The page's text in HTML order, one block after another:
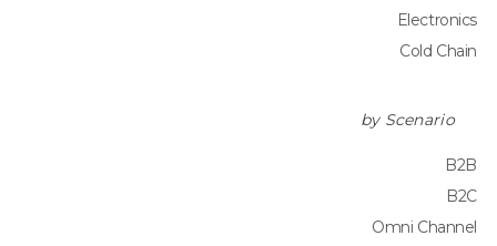
Electronics
Cold Chain
by Scenario
B2B
B2C
Omni Channel